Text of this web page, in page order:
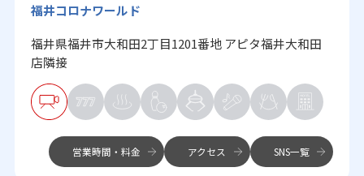
福井コロナワールド
福井県福井市大和田2丁目1201番地 アピタ福井大和田
店隣接
営業時間・料金 アクセス SNS一覧